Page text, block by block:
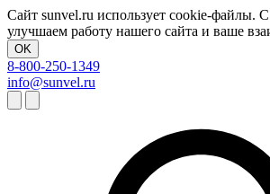
Сайт sunvel.ru использует cookie-
улучшаем работу нашего сайта и ваше
OK
8-800-250-1349
info@sunvel.ru